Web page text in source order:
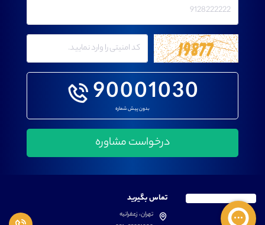
90001030
بدون پیش شماره
تماس بگیرید
تهران، زعفرانیه